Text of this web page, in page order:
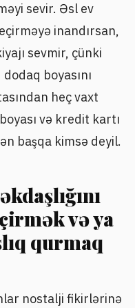
sevir. Əsl ev
inandırsan,
sevmir, çünki
boyasını
heç vaxt
və kredit kartı
başqa kimsə deyil.
və ya
qurmaq
nostalji fikirlərinə